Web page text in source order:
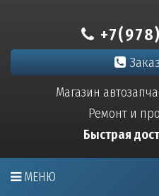
Магазин
Ремонт и
Быстрая
МЕНЮ